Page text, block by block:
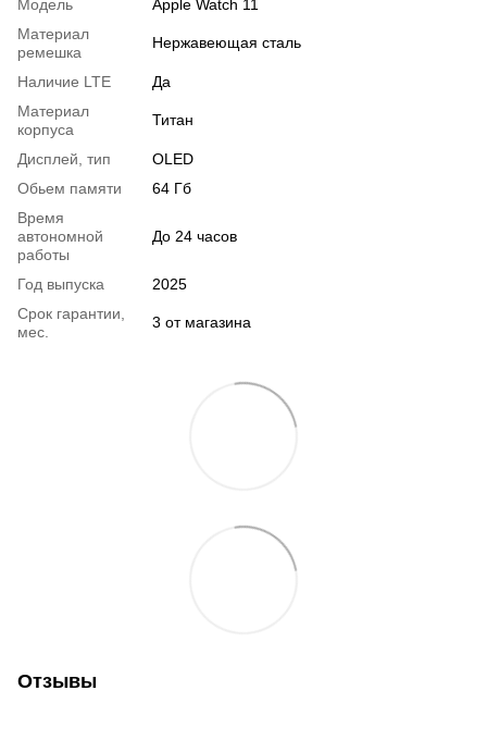
Модель
Apple Watch 11
Материал
ремешка
Нержавеющая сталь
Наличие LTE
Да
Материал
корпуса
Титан
Дисплей, тип
OLED
Обьем памяти
64 Гб
Время
автономной
работы
До 24 часов
Год выпуска
2025
Срок гарантии,
мес.
3 от магазина
Отзывы